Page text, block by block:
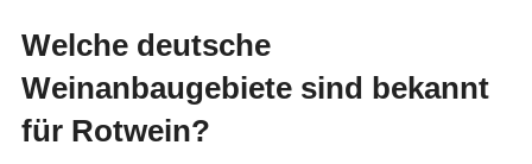
Welche deutsche
Weinanbaugebiete sind bekannt
für Rotwein?